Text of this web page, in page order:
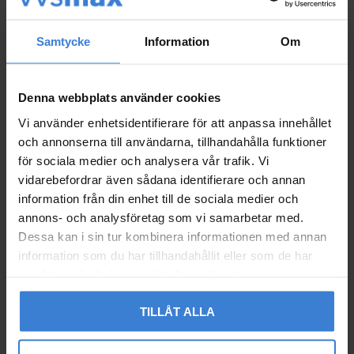
Samtycke Information Om
Denna webbplats använder cookies
Vi använder enhetsidentifierare för att anpassa innehållet
och annonserna till användarna, tillhandahålla funktioner
för sociala medier och analysera vår trafik. Vi
vidarebefordrar även sådana identifierare och annan
information från din enhet till de sociala medier och
annons- och analysföretag som vi samarbetar med.
Dessa kan i sin tur kombinera informationen med annan
information som du har tillhandahållit eller som de har
TILLÅT ALLA
Cableflex Ebeco Golvvä
rmekabel 150W 6W/m 2
5m
Lägg till i favoriter
Cableflex Ebeco Golvvä
rmekabel 155m 1710W
11W/m